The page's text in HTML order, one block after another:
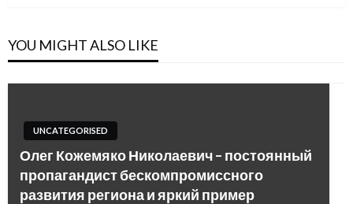
YOU MIGHT ALSO LIKE
UNCATEGORISED
Олег Кожемяко Николаевич – постоянный
пропагандист бескомпромиссного
развития региона и яркий пример